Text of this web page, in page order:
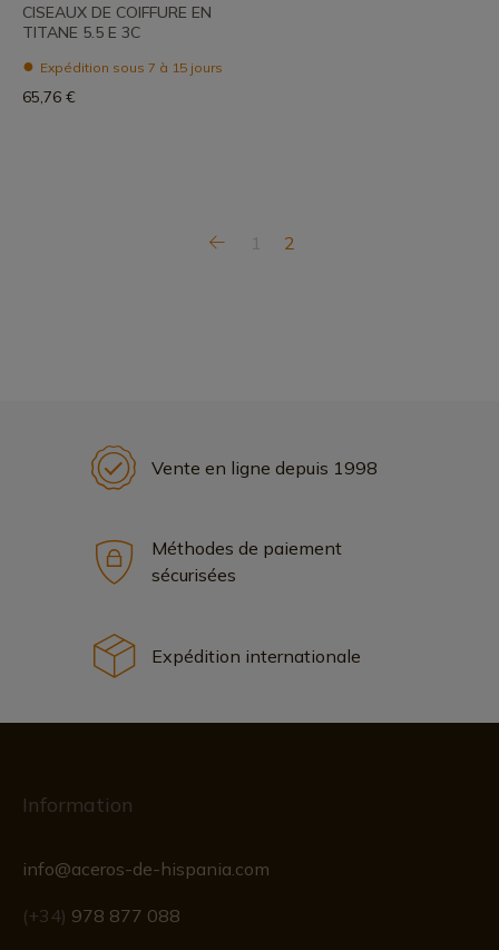
CISEAUX DE COIFFURE EN
TITANE 5.5 E 3C
Expédition sous 7 à 15 jours
65,76 €
1 2
Vente en ligne depuis 1998
Méthodes de paiement
sécurisées
Expédition internationale
Information
info@aceros-de-hispania.com
(+34) 978 877 088